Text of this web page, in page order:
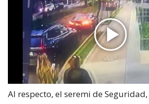
Al respecto, el seremi de